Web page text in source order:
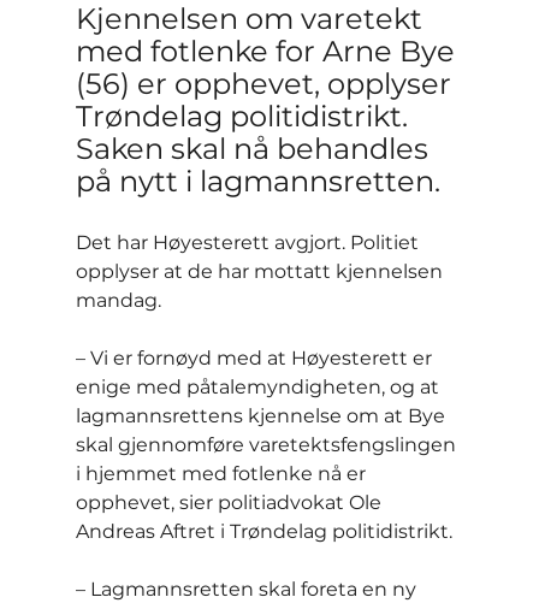
Kjennelsen om varetekt
med fotlenke for Arne Bye
(56) er opphevet, opplyser
Trøndelag politidistrikt.
Saken skal nå behandles
på nytt i lagmannsretten.
Det har Høyesterett avgjort. Politiet
opplyser at de har mottatt kjennelsen
mandag.
– Vi er fornøyd med at Høyesterett er
enige med påtalemyndigheten, og at
lagmannsrettens kjennelse om at Bye
skal gjennomføre varetektsfengslingen
i hjemmet med fotlenke nå er
opphevet, sier politiadvokat Ole
Andreas Aftret i Trøndelag politidistrikt.
– Lagmannsretten skal foreta en ny